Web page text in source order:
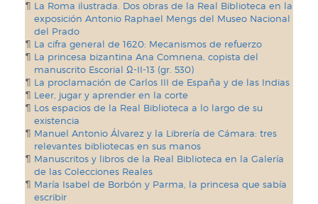
La Roma ilustrada. Dos obras de la Real Biblioteca en la
exposición Antonio Raphael Mengs del Museo Nacional
del Prado
La cifra general de 1620: Mecanismos de refuerzo
La princesa bizantina Ana Comnena, copista del
manuscrito Escorial Ω-II-13 (gr. 530)
La proclamación de Carlos III de España y de las Indias
Leer, jugar y aprender en la corte
Los espacios de la Real Biblioteca a lo largo de su
existencia
Manuel Antonio Álvarez y la Librería de Cámara: tres
relevantes bibliotecas en sus manos
Manuscritos y libros de la Real Biblioteca en la Galería
de las Colecciones Reales
María Isabel de Borbón y Parma, la princesa que sabía
escribir